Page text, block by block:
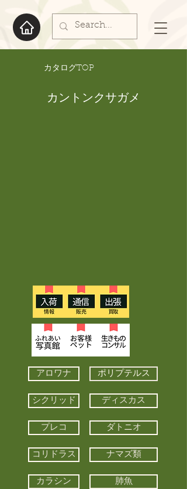
​カタログTOP
カントンクサガメ
アロワナ ポリプテルス
シクリッド ディスカス
プレコ ダトニオ
コリドラス ナマズ類
カラシン 肺魚